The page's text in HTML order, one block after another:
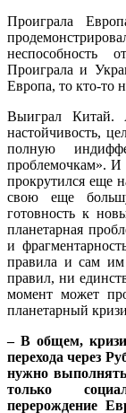
Проиграла
неспособность
Проиграла и
Европа, то кто-то
Выиграл
настойчивость,
полную
проблемочкам». И
прокрутился еще
свою еще
готовность к
планетарная
и
правила и сам им
правил, ни
момент может
планетарный
– В общем,
перехода через
нужно
только
перерождение